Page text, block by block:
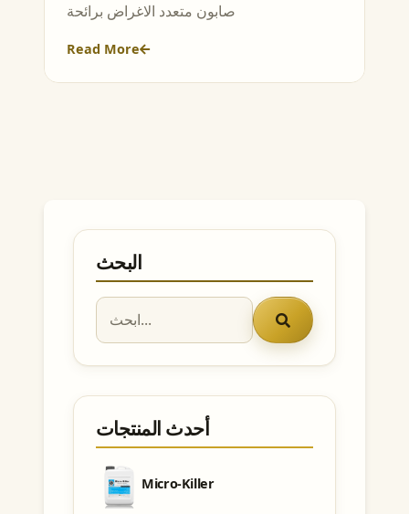
صابون متعدد الاغراض برائحة
Read More
البحث
أحدث المنتجات
Micro-Killer